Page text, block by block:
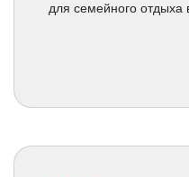
для семейного отдыха